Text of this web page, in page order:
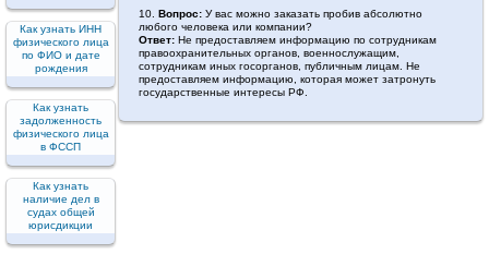
10. Вопрос:У вас можно заказать пробив абсолютно
любого человека или компании?
Ответ:Не предоставляем информацию по сотрудникам
правоохранительных органов, военнослужащим,
сотрудникам иных госорганов, публичным лицам. Не
предоставляем информацию, которая может затронуть
государственные интересы РФ.
Как узнать ИНН
физического лица
по ФИО и дате
рождения
Как узнать
задолженность
физического лица
в ФССП
Как узнать
наличие дел в
судах общей
юрисдикции